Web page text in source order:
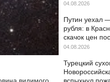
видимого
04.08.2026
Путин уехал
рубля: в
скачок цен
04.08.2026
Турецкий